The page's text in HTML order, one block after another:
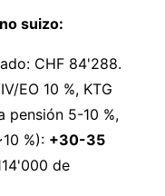
suizo:
CHF 84'288.
EO 10 %, KTG
pensión 5-10 %,
%): +30-35
de